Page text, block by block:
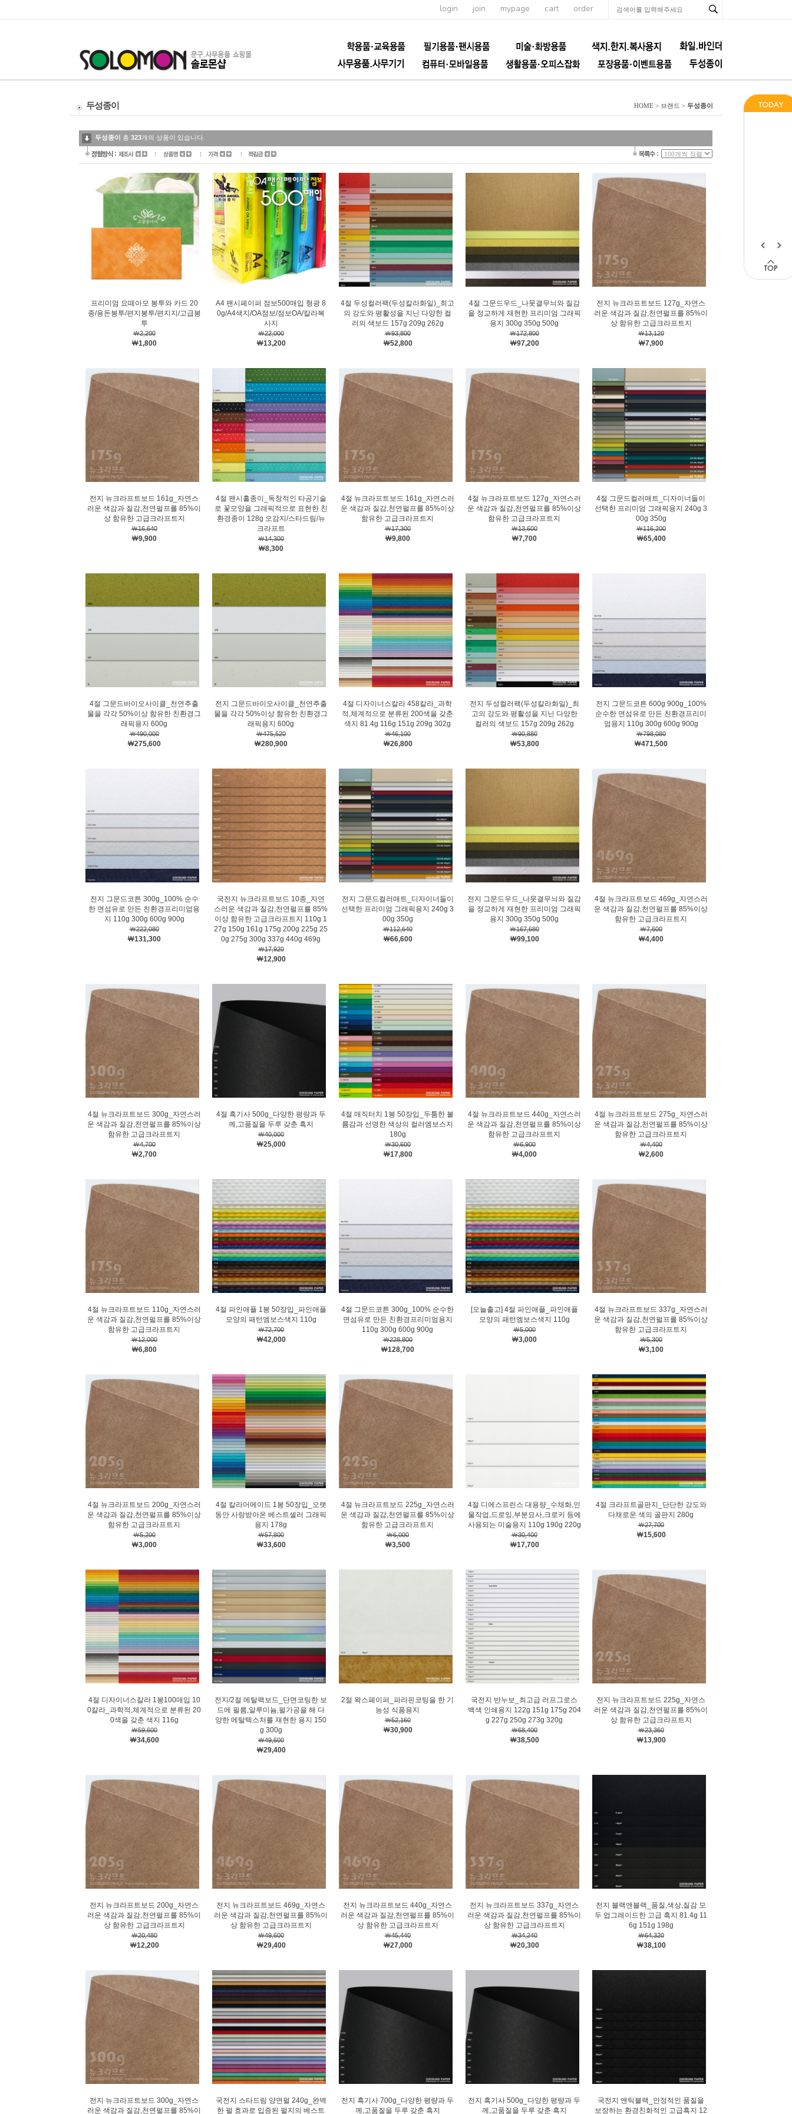
login join mypage cart order
두성종이 HOME > 브랜드 > 두성종이
두성종이 총 323개의 상품이 있습니다.
프리미엄 요떼아모 봉투와 카드 20
종/용돈봉투/편지봉투/편지지/고급봉
투
￦2,200
￦1,800
A4 팬시페이퍼 점보500매입 형광 8
0g/A4색지/OA점보/점보OA/칼라복
사지
￦22,000
￦13,200
4절 두성컬러팩(두성칼라화일)_최고
의 강도와 평활성을 지닌 다양한 컬
러의 색보드 157g 209g 262g
￦93,800
￦52,800
4절 그문드우드_나뭇결무늬와 질감
을 정교하게 재현한 프리미엄 그래픽
용지 300g 350g 500g
￦172,800
￦97,200
전지 뉴크라프트보드 127g_자연스
러운 색감과 질감,천연펄프를 85%이
상 함유한 고급크라프트지
￦13,120
￦7,900
전지 뉴크라프트보드 161g_자연스
러운 색감과 질감,천연펄프를 85%이
상 함유한 고급크라프트지
￦16,640
￦9,900
4절 팬시홀종이_독창적인 타공기술
로 꽃모양을 그래픽적으로 표현한 친
환경종이 128g 오감지/스타드림/뉴
크라프트
￦14,300
￦8,300
4절 뉴크라프트보드 161g_자연스러
운 색감과 질감,천연펄프를 85%이상
함유한 고급크라프트지
￦17,300
￦9,800
4절 뉴크라프트보드 127g_자연스러
운 색감과 질감,천연펄프를 85%이상
함유한 고급크라프트지
￦13,600
￦7,700
4절 그문드컬러매트_디자이너들이
선택한 프리미엄 그래픽용지 240g 3
00g 350g
￦116,200
￦65,400
4절 그문드바이오사이클_천연추출
물을 각각 50%이상 함유한 친환경그
래픽용지 600g
￦490,000
￦275,600
전지 그문드바이오사이클_천연추출
물을 각각 50%이상 함유한 친환경그
래픽용지 600g
￦475,520
￦280,900
4절 디자이너스칼라 458칼라_과학
적,체계적으로 분류된 200색을 갖춘
색지 81.4g 116g 151g 209g 302g
￦46,100
￦26,800
전지 두성컬러팩(두성칼라화일)_최
고의 강도와 평활성을 지닌 다양한
컬러의 색보드 157g 209g 262g
￦90,880
￦53,800
전지 그문드코튼 600g 900g_100%
순수한 면섬유로 만든 친환경프리미
엄용지 110g 300g 600g 900g
￦798,080
￦471,500
전지 그문드코튼 300g_100% 순수
한 면섬유로 만든 친환경프리미엄용
지 110g 300g 600g 900g
￦222,080
￦131,300
국전지 뉴크라프트보드 10종_자연
스러운 색감과 질감,천연펄프를 85%
이상 함유한 고급크라프트지 110g 1
27g 150g 161g 175g 200g 225g 25
0g 275g 300g 337g 440g 469g
￦17,920
￦12,900
전지 그문드컬러매트_디자이너들이
선택한 프리미엄 그래픽용지 240g 3
00g 350g
￦112,640
￦66,600
전지 그문드우드_나뭇결무늬와 질감
을 정교하게 재현한 프리미엄 그래픽
용지 300g 350g 500g
￦167,680
￦99,100
4절 뉴크라프트보드 469g_자연스러
운 색감과 질감,천연펄프를 85%이상
함유한 고급크라프트지
￦7,600
￦4,400
4절 뉴크라프트보드 300g_자연스러
운 색감과 질감,천연펄프를 85%이상
함유한 고급크라프트지
￦4,700
￦2,700
4절 흑기사 500g_다양한 평량과 두
께,고품질을 두루 갖춘 흑지
￦40,000
￦25,000
4절 매직터치 1봉 50장입_두툼한 볼
륨감과 선명한 색상의 컬러엠보스지
180g
￦30,600
￦17,800
4절 뉴크라프트보드 440g_자연스러
운 색감과 질감,천연펄프를 85%이상
함유한 고급크라프트지
￦6,900
￦4,000
4절 뉴크라프트보드 275g_자연스러
운 색감과 질감,천연펄프를 85%이상
함유한 고급크라프트지
￦4,400
￦2,600
4절 뉴크라프트보드 110g_자연스러
운 색감과 질감,천연펄프를 85%이상
함유한 고급크라프트지
￦12,000
￦6,800
4절 파인애플 1봉 50장입_파인애플
모양의 패턴엠보스색지 110g
￦72,700
￦42,000
4절 그문드코튼 300g_100% 순수한
면섬유로 만든 친환경프리미엄용지
110g 300g 600g 900g
￦228,800
￦128,700
[오늘출고] 4절 파인애플_파인애플
모양의 패턴엠보스색지 110g
￦5,000
￦3,000
4절 뉴크라프트보드 337g_자연스러
운 색감과 질감,천연펄프를 85%이상
함유한 고급크라프트지
￦5,300
￦3,100
4절 뉴크라프트보드 200g_자연스러
운 색감과 질감,천연펄프를 85%이상
함유한 고급크라프트지
￦5,200
￦3,000
4절 칼라머메이드 1봉 50장입_오랫
동안 사랑받아온 베스트셀러 그래픽
용지 178g
￦57,800
￦33,600
4절 뉴크라프트보드 225g_자연스러
운 색감과 질감,천연펄프를 85%이상
함유한 고급크라프트지
￦6,000
￦3,500
4절 디에스프린스 대용량_수채화,인
물작업,드로잉,부분묘사,크로키 등에
사용되는 미술용지 110g 190g 220g
￦30,400
￦17,700
4절 크라프트골판지_단단한 강도와
다채로운 색의 골판지 280g
￦27,700
￦15,600
4절 디자이너스칼라 1봉100매입 10
0칼라_과학적,체계적으로 분류된 20
0색을 갖춘 색지 116g
￦59,600
￦34,600
전지/2절 메탈팩보드_단면코팅한 보
드에 필름,알루미늄,펄가공을 해 다
양한 메탈텍스처를 재현한 용지 150
g 300g
￦49,600
￦29,400
2절 왁스페이퍼_파라핀코팅을 한 기
능성 식품용지
￦52,160
￦30,900
국전지 반누보_최고급 러프그로스
백색 인쇄용지 122g 151g 175g 204
g 227g 250g 273g 320g
￦68,400
￦38,500
전지 뉴크라프트보드 225g_자연스
러운 색감과 질감,천연펄프를 85%이
상 함유한 고급크라프트지
￦23,360
￦13,900
전지 뉴크라프트보드 200g_자연스
러운 색감과 질감,천연펄프를 85%이
상 함유한 고급크라프트지
￦20,480
￦12,200
전지 뉴크라프트보드 469g_자연스
러운 색감과 질감,천연펄프를 85%이
상 함유한 고급크라프트지
￦49,600
￦29,400
전지 뉴크라프트보드 440g_자연스
러운 색감과 질감,천연펄프를 85%이
상 함유한 고급크라프트지
￦45,440
￦27,000
전지 뉴크라프트보드 337g_자연스
러운 색감과 질감,천연펄프를 85%이
상 함유한 고급크라프트지
￦34,240
￦20,300
전지 블랙앤블랙_품질,색상,질감 모
두 업그레이드한 고급 흑지 81.4g 11
6g 151g 198g
￦64,320
￦38,100
전지 뉴크라프트보드 300g_자연스
러운 색감과 질감,천연펄프를 85%이
국전지 스타드림 양면펄 240g_완벽
한 펄 효과로 입증된 펄지의 베스트
전지 흑기사 700g_다양한 평량과 두
께,고품질을 두루 갖춘 흑지
전지 흑기사 500g_다양한 평량과 두
께,고품질을 두루 갖춘 흑지
국전지 앤틱블랙_안정적인 품질을
보장하는 환경친화적인 고급흑지 12